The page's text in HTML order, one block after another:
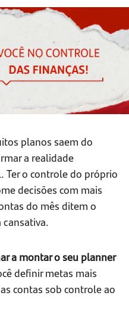
planos saem do
a realidade
Ter o controle do próprio
decisões com mais
do mês ditem o
a montar o seu planner
definir metas mais
contas sob controle ao